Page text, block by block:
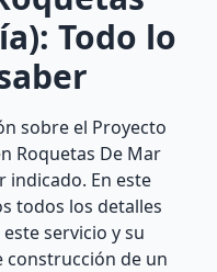
Todo lo
sobre el Proyecto
Roquetas De Mar
indicado. En este
todos los detalles
servicio y su
construcción de un